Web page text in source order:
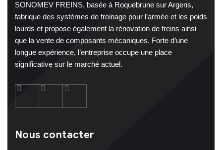
SONOMEV FREINS, basée à Roquebrune sur Argens,
fabrique des systèmes de freinage pour l’armée et les poids
lourds et propose également la rénovation de freins ainsi
que la vente de composants mécaniques. Forte d’une
longue expérience, l’entreprise occupe une place
significative sur le marché actuel.
Nous contacter